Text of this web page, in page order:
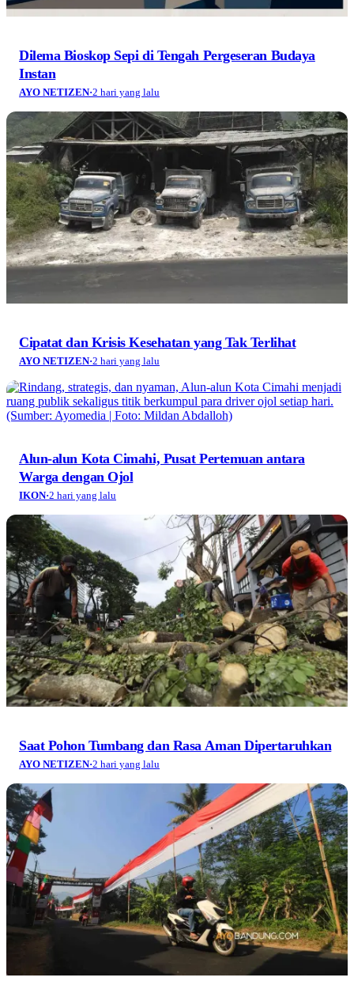
Dilema Bioskop Sepi di Tengah Pergeseran Budaya
Instan
AYO NETIZEN·2 hari yang lalu
Cipatat dan Krisis Kesehatan yang Tak Terlihat
AYO NETIZEN·2 hari yang lalu
Alun-alun Kota Cimahi, Pusat Pertemuan antara
Warga dengan Ojol
IKON·2 hari yang lalu
Saat Pohon Tumbang dan Rasa Aman Dipertaruhkan
AYO NETIZEN·2 hari yang lalu